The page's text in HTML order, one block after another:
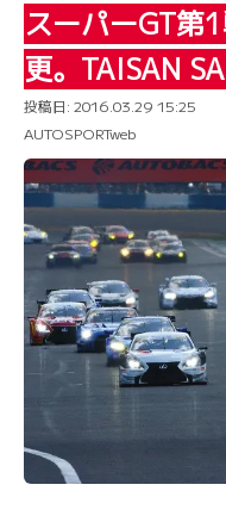
スーパーGT第
更。TAISAN
投稿日: 2016.03.29 15:25
AUTOSPORTweb